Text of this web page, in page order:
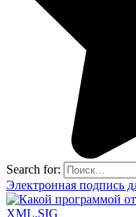
Search for:
Электронная